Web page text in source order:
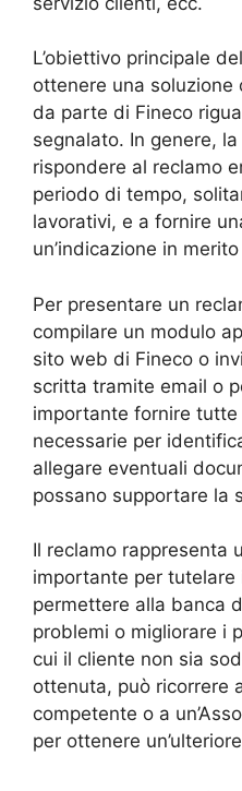
L’obiettivo principale
ottenere una
da parte di Fineco
segnalato. In genere,
rispondere al reclamo
periodo di tempo,
lavorativi, e a fornire
un’indicazione in
Per presentare un
compilare un modulo
sito web di Fineco o
scritta tramite email o
importante fornire tutte
necessarie per
allegare eventuali
possano supportare la
Il reclamo rappresenta
importante per
permettere alla banca
problemi o migliorare i
cui il cliente non sia
ottenuta, può ricorrere
competente o a
per ottenere